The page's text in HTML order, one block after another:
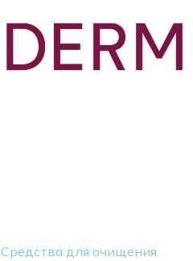
Средства для очищения